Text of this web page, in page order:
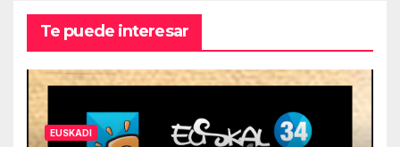
Te puede interesar
EUSKADI